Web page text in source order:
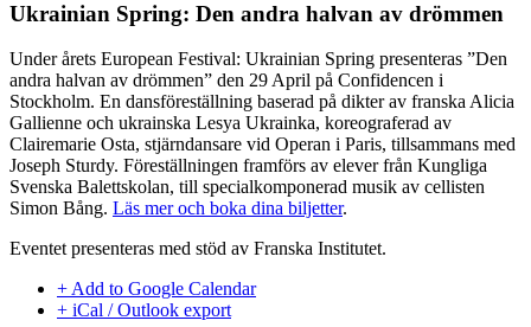
Ukrainian Spring: Den andra halvan av drömmen
Under årets European Festival: Ukrainian Spring presenteras ”Den
andra halvan av drömmen” den 29 April på Confidencen i
Stockholm. En dansföreställning baserad på dikter av franska Alicia
Gallienne och ukrainska Lesya Ukrainka, koreograferad av
Clairemarie Osta, stjärndansare vid Operan i Paris, tillsammans med
Joseph Sturdy. Föreställningen framförs av elever från Kungliga
Svenska Balettskolan, till specialkomponerad musik av cellisten
Simon Bång. Läs mer och boka dina biljetter.
Eventet presenteras med stöd av Franska Institutet.
+ Add to Google Calendar
+ iCal / Outlook export